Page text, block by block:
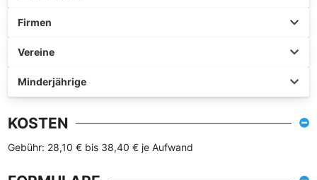
Firmen
Vereine
Minderjährige
KOSTEN
Gebühr: 28,10 € bis 38,40 € je Aufwand